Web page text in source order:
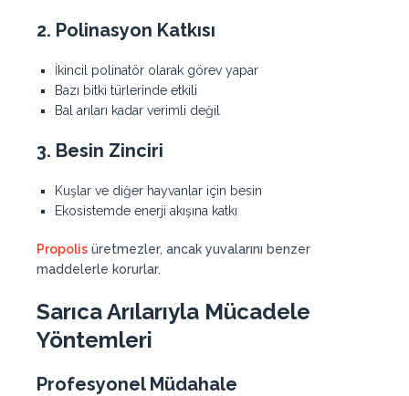
2. Polinasyon Katkısı
İkincil polinatör olarak görev yapar
Bazı bitki türlerinde etkili
Bal arıları kadar verimli değil
3. Besin Zinciri
Kuşlar ve diğer hayvanlar için besin
Ekosistemde enerji akışına katkı
Propolis üretmezler, ancak yuvalarını benzer
maddelerle korurlar.
Sarıca Arılarıyla Mücadele
Yöntemleri
Profesyonel Müdahale